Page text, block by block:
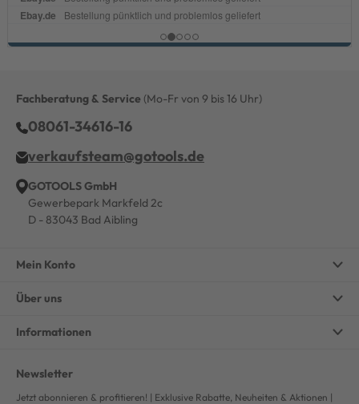
Fachberatung & Service (Mo-Fr von 9 bis 16 Uhr)
08061-34616-16
verkaufsteam@gotools.de
GOTOOLS GmbH
Gewerbepark Markfeld 2c
D - 83043 Bad Aibling
Mein Konto
Über uns
Informationen
Newsletter
Jetzt abonnieren & profitieren! | Exklusive Rabatte, Neuheiten & Aktionen |